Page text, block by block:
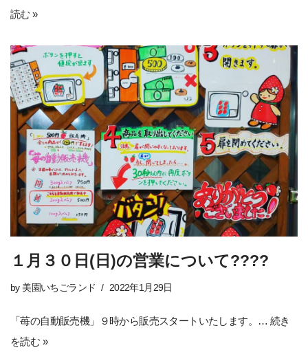
読む »
１月３０日(日)の営業について????
by 美園いちごランド 2022年1月29日
「苺の自動販売機」９時から販売スタートいたします。… 続き
を読む »